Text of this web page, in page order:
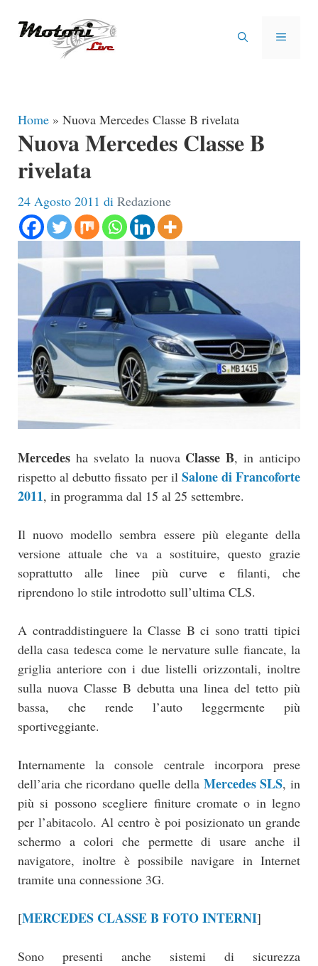
MENU
Home » Nuova Mercedes Classe B rivelata
Nuova Mercedes Classe B
rivelata
24 Agosto 2011 di Redazione
Mercedes ha svelato la nuova Classe B, in anticipo
rispetto al debutto fissato per il Salone di Francoforte
2011, in programma dal 15 al 25 settembre.
Il nuovo modello sembra essere più elegante della
versione attuale che va a sostituire, questo grazie
soprattutto alle linee più curve e filanti, che
riprendono lo stile introdotto sull’ultima CLS.
A contraddistinguere la Classe B ci sono tratti tipici
della casa tedesca come le nervature sulle fiancate, la
griglia anteriore con i due listelli orizzontali, inoltre
sulla nuova Classe B debutta una linea del tetto più
bassa, che rende l’auto leggermente più
sportiveggiante.
Internamente la console centrale incorpora prese
dell’aria che ricordano quelle della Mercedes SLS, in
più si possono scegliere finiture cromate o in legno
per l’abitacolo. Al centro è poi posizionato un grande
schermo a colori che permette di usare anche il
navigatore, inoltre è possibile navigare in Internet
tramite una connessione 3G.
[MERCEDES CLASSE B FOTO INTERNI]
Sono presenti anche sistemi di sicurezza